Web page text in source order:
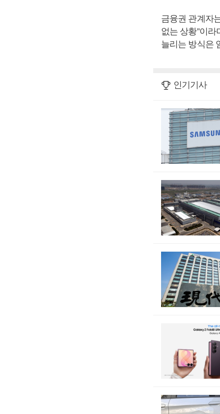
금융권 관계자
없는 상황”이
늘리는 방식은
인기기사